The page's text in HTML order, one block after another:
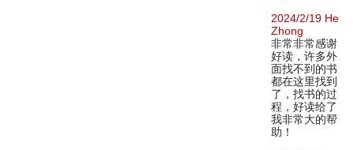
2024/2/19 He
Zhong
非常非常感谢
好读，许多外
面找不到的书
都在这里找到
了，找书的过
程，好读给了
我非常大的帮
助！